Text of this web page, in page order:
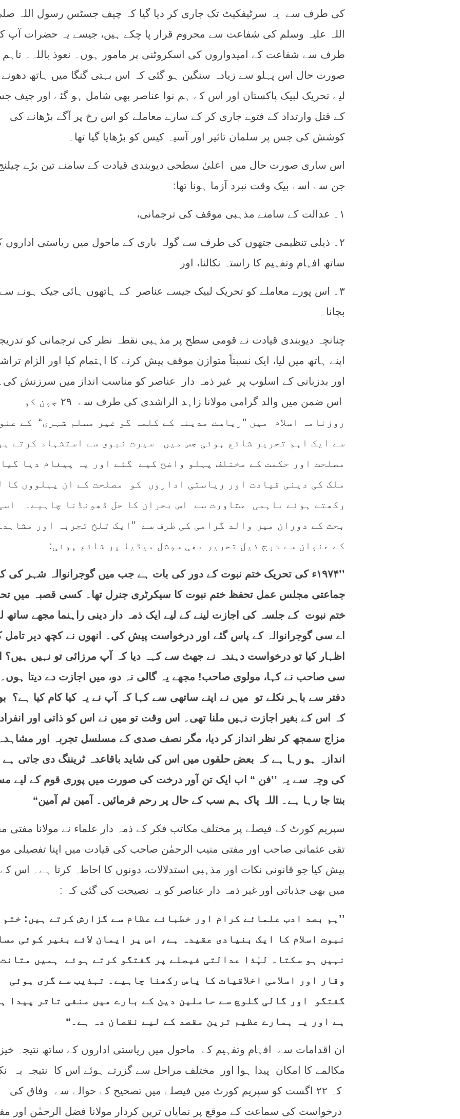
کی طرف سے یہ سرٹیفکیٹ تک جاری کر دیا گیا کہ چیف جسٹس رسول اللہ
اللہ علیہ وسلم کی شفاعت سے محروم قرار پا چکے ہیں، جیسے یہ حضرات آپ
طرف سے شفاعت کے امیدواروں کی اسکروٹنی پر مامور ہوں۔ نعوذ باللہ۔ تاہم
صورت حال اس پہلو سے زیادہ سنگین ہو گئی کہ اس بہتی گنگا میں ہاتھ
لیے تحریک لبیک پاکستان اور اس کے ہم نوا عناصر بھی شامل ہو گئے اور چیف
کے قتل وارتداد کے فتوے جاری کر کے سارے معاملے کو اس رخ پر آگے بڑھانے کی
کوشش کی جس پر سلمان تاثیر اور آسیہ کیس کو بڑھایا گیا تھا۔
اس ساری صورت حال میں اعلیٰ سطحی دیوبندی قیادت کے سامنے تین بڑے
جن سے اسے بیک وقت نبرد آزما ہونا تھا:
۱۔ عدالت کے سامنے مذہبی موقف کی ترجمانی،
۲۔ ذیلی تنظیمی جتھوں کی طرف سے گولہ باری کے ماحول میں ریاستی اداروں
ساتھ افہام وتفہیم کا راستہ نکالنا، اور
۳۔ اس پورے معاملے کو تحریک لبیک جیسے عناصر کے ہاتھوں ہائی جیک ہونے سے
بچانا۔
چنانچہ دیوبندی قیادت نے قومی سطح پر مذہبی نقطہ نظر کی ترجمانی کو
اپنے ہاتھ میں لیا، ایک نسبتاً‌ متوازن موقف پیش کرنے کا اہتمام کیا اور الزام
اور بدزبانی کے اسلوب پر غیر ذمہ دار عناصر کو مناسب انداز میں سرزنش کی۔
اس ضمن میں والد گرامی مولانا زاہد الراشدی کی طرف سے ۲۹ جون کو
روزنامہ اسلام میں ’’ریاست مدینہ کے کلمہ گو غیر مسلم شہری“ کے
سے ایک اہم تحریر شائع ہوئی جس میں سیرت نبوی سے استشہاد کرتے
مصلحت اور حکمت کے مختلف پہلو واضح کیے گئے اور یہ پیغام دیا گیا
ملک کی دینی قیادت اور ریاستی اداروں کو مصلحت کے ان پہلووں کا
رکھتے ہوئے باہمی مشاورت سے اس بحران کا حل ڈھونڈنا چاہیے۔
بحث کے دوران میں والد گرامی کی طرف سے ’’ایک تلخ تجربہ اور
کے عنوان سے درج ذیل تحریر بھی سوشل میڈیا پر شائع ہوئی:
’’۱۹۷۴ء کی تحریک ختم نبوت کے دور کی بات ہے جب میں گوجرانوالہ شہر کی
جماعتی مجلس عمل تحفظ ختم نبوت کا سیکرٹری جنرل تھا۔ کسی قصبہ میں
ختم نبوت کے جلسہ کی اجازت لینے کے لیے ایک ذمہ دار دینی راہنما مجھے ساتھ
اے سی گوجرانوالہ کے پاس گئے اور درخواست پیش کی۔ انھوں نے کچھ دیر تامل
اظہار کیا تو درخواست دہندہ نے جھٹ سے کہہ دیا کہ آپ مرزائی تو نہیں ہیں؟
سی صاحب نے کہا، مولوی صاحب! مجھے یہ گالی نہ دو، میں اجازت دے دیتا ہوں۔
دفتر سے باہر نکلے تو میں نے اپنے ساتھی سے کہا کہ آپ نے یہ کیا کام کیا ہے؟
کہ اس کے بغیر اجازت نہیں ملنا تھی۔ اس وقت تو میں نے اس کو ذاتی اور
مزاج سمجھ کر نظر انداز کر دیا، مگر نصف صدی کے مسلسل تجربہ اور
اندازہ ہو رہا ہے کہ بعض حلقوں میں اس کی شاید باقاعدہ ٹریننگ دی جاتی
کی وجہ سے یہ ’’فن “ اب ایک تن آور درخت کی صورت میں پوری قوم کے لیے
بنتا جا رہا ہے۔ اللہ پاک ہم سب کے حال پر رحم فرمائیں۔ آمین ثم آمین“
سپریم کورٹ کے فیصلے پر مختلف مکاتب فکر کے ذمہ دار علماء نے مولانا مفتی
تقی عثمانی صاحب اور مفتی منیب الرحمٰن صاحب کی قیادت میں اپنا تفصیلی
پیش کیا جو قانونی نکات اور مذہبی استدلالات، دونوں کا احاطہ کرتا ہے۔ اس کے
میں بھی جذباتی اور غیر ذمہ دار عناصر کو یہ نصیحت کی گئی کہ :
’’ہم بصد ادب علمائے کرام اور خطبائے عظام سے گزارش کرتے ہیں: ختم
نبوت اسلام کا ایک بنیادی عقیدہ ہے، اس پر ایمان لائے بغیر کوئی
نہیں ہو سکتا۔ لہٰذا عدالتی فیصلے پر گفتگو کرتے ہوئے ہمیں
وقار اور اسلامی اخلاقیات کا پاس رکھنا چاہیے۔ تہذیب سے گری ہوئی
گفتگو اور گالی گلوچ سے حاملین دین کے بارے میں منفی تاثر پیدا
ہے اور یہ ہمارے عظیم ترین مقصد کے لیے نقصان دہ ہے۔“
ان اقدامات سے افہام وتفہیم کے ماحول میں ریاستی اداروں کے ساتھ نتیجہ خیز
مکالمے کا امکان پیدا ہوا اور مختلف مراحل سے گزرتے ہوئے اس کا نتیجہ یہ
کہ ۲۲ اگست کو سپریم کورٹ میں فیصلے میں تصحیح کے حوالے سے وفاق کی
درخواست کی سماعت کے موقع پر نمایاں ترین کردار مولانا فضل الرحمٰن اور